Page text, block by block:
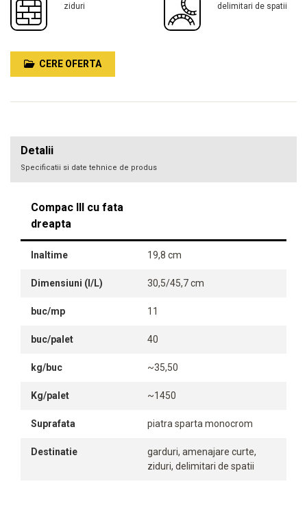
ziduri delimitari de spatii
CERE OFERTA
Detalii
Specificatii si date tehnice de produs
Compac III cu fata
dreapta
Inaltime 19,8 cm
Dimensiuni (l/L) 30,5/45,7 cm
buc/mp 11
buc/palet 40
kg/buc ~35,50
Kg/palet ~1450
Suprafata piatra sparta monocrom
Destinatie
garduri, amenajare curte,
ziduri, delimitari de spatii